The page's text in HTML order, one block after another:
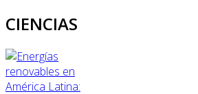
CIENCIAS